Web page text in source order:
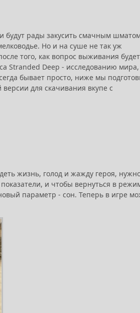
будут рады закусить смачным
Но и на суше не так уж
того, как вопрос выживания будет
Stranded Deep - исследованию мира,
бывает просто, ниже мы
для скачивания вкупе с
жизнь, голод и жажду героя,
и чтобы вернуться в
параметр - сон. Теперь в игре